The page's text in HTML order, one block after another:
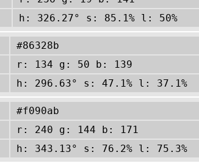
h: 326.27° s: 85.1% l: 50%
#86328b
r: 134 g: 50 b: 139
h: 296.63° s: 47.1% l: 37.1%
#f090ab
r: 240 g: 144 b: 171
h: 343.13° s: 76.2% l: 75.3%